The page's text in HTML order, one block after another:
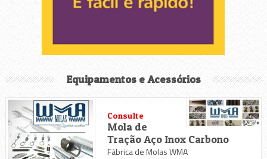
Equipamentos e Acessórios
Consulte
Mola de
Tração Aço Inox Carbono
Fábrica de Molas WMA